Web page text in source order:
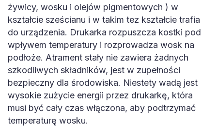
żywicy, wosku i olejów pigmentowych ) w
kształcie sześcianu i w takim tez kształcie trafia
do urządzenia. Drukarka rozpuszcza kostki pod
wpływem temperatury i rozprowadza wosk na
podłoże. Atrament stały nie zawiera żadnych
szkodliwych składników, jest w zupełności
bezpieczny dla środowiska. Niestety wadą jest
wysokie zużycie energii przez drukarkę, która
musi być cały czas włączona, aby podtrzymać
temperaturę wosku.